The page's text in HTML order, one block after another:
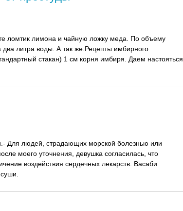
ломтик лимона и чайную ложку меда. По объему
литра воды. А так же:Рецепты имбирного
стакан) 1 см корня имбиря. Даем настояться
Для людей, страдающих морской болезнью или
моего уточнения, девушка согласилась, что
воздействия сердечных лекарств. Васаби